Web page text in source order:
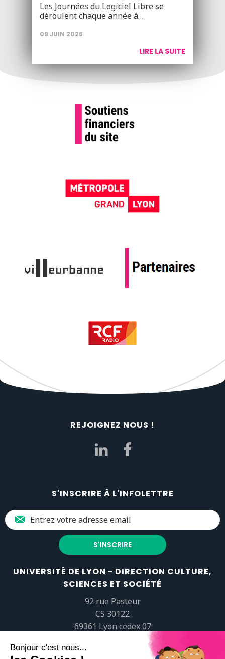
Les Journées du Logiciel Libre se
déroulent chaque année à…
09 JUIN 2026
LIRE LA SUITE
REJOIGNEZ NOUS !
S'INSCRIRE À L'INFOLETTRE
UNIVERSITÉ DE LYON - DIRECTION CULTURE,
SCIENCES ET SOCIÉTÉ
92 rue Pasteur
CS 30122
69361 Lyon cedex 07
popsciences@universite-lyon.fr
Tél.+33 (0)4 37 37 82 01